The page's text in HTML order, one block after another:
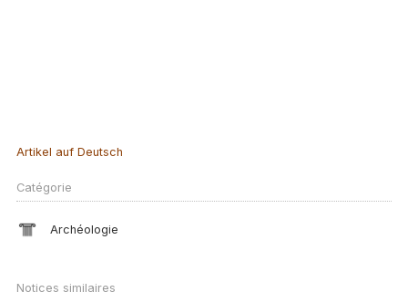
Artikel auf Deutsch
Catégorie
Archéologie
Notices similaires